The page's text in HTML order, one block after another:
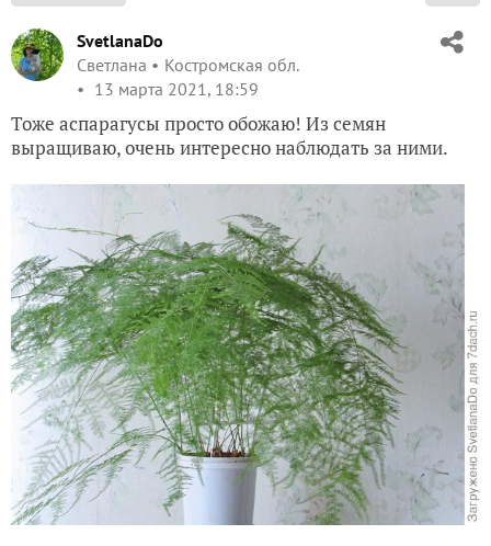
SvetlanaDo
Светлана
Костромская обл.
13 марта 2021, 18:59
Тоже аспарагусы просто обожаю! Из семян
выращиваю, очень интересно наблюдать за ними.